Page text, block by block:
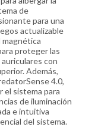
de
para una
actualizable
proteger las
con
Además,
4.0,
el sistema para
de iluminación
e intuitiva
del sistema.